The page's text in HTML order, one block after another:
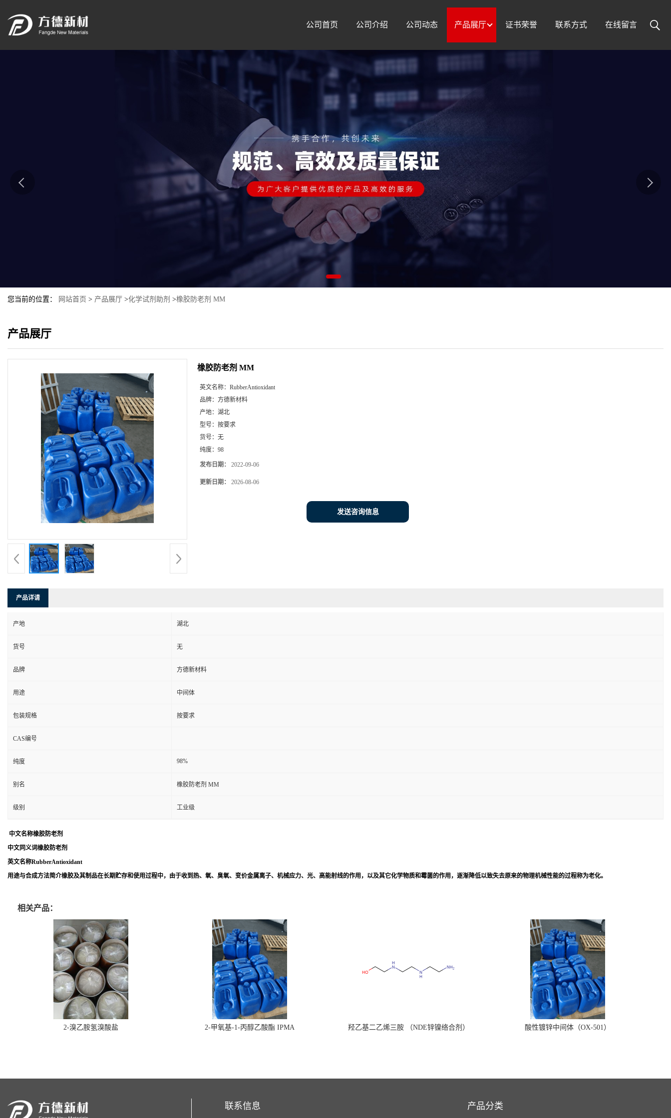
公司首页 公司介绍 公司动态 产品展厅 证书荣誉 联系方式 在线留言
您当前的位置： 网站首页 > 产品展厅 >化学试剂助剂 >橡胶防老剂 MM
产品展厅
橡胶防老剂 MM
英文名称： RubberAntioxidant
品牌： 方德新材料
产地： 湖北
型号： 按要求
货号： 无
纯度： 98
发布日期： 2022-09-06
更新日期： 2026-08-06
发送咨询信息
产品详请
产地 湖北
货号 无
品牌 方德新材料
用途 中间体
包装规格 按要求
CAS编号
纯度 98%
别名 橡胶防老剂 MM
级别 工业级
中文名称橡胶防老剂
中文同义词橡胶防老剂
英文名称RubberAntioxidant
用途与合成方法简介橡胶及其制品在长期贮存和使用过程中，由于收到热、氧、臭氧、变价金属离子、机械应力、光、高能射线的作用，以及其它化学物质和霉菌的作用，逐渐降低以致失去原来的物理机械性能的过程称为老化。
相关产品：
2-溴乙胺氢溴酸盐 2-甲氧基-1-丙醇乙酸酯 IPMA 羟乙基二乙烯三胺 （NDE锌镍络合剂） 酸性镀锌中间体（OX-501）
联系信息 产品分类